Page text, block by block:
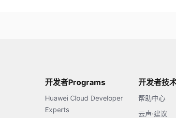
开发者Programs
Huawei Cloud Developer
Experts
开发者技
帮助中心
云声·建议